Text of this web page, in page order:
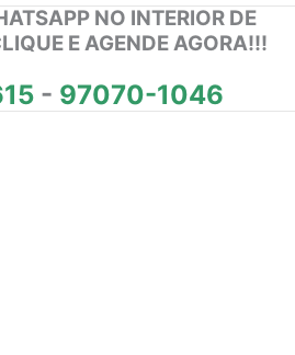
NO INTERIOR DE
E AGENDE AGORA!!!
- 97070-1046